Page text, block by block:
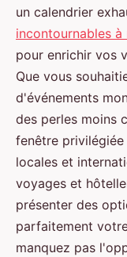
un calendrier
incontournables à
pour enrichir vos
Que vous
d'événements
des perles moins
fenêtre
locales et
voyages et
présenter des
parfaitement
manquez pas